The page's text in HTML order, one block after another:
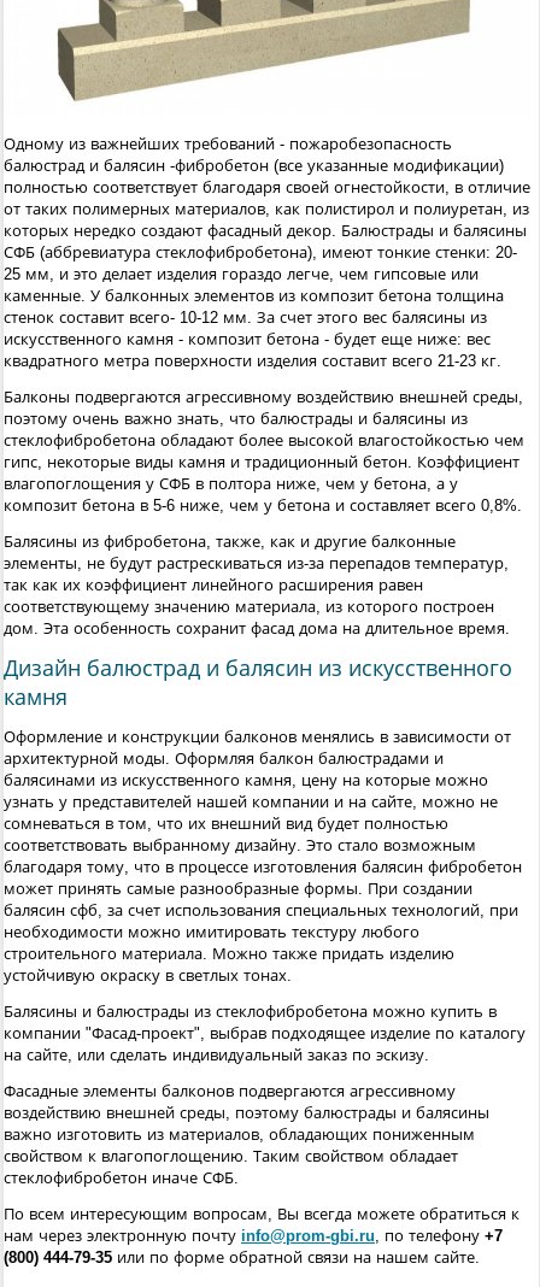
Одному из важнейших требований - пожаробезопасность
балюстрад и балясин -фибробетон (все указанные модификации)
полностью соответствует благодаря своей огнестойкости, в отличие
от таких полимерных материалов, как полистирол и полиуретан, из
которых нередко создают фасадный декор. Балюстрады и балясины
СФБ (аббревиатура стеклофибробетона), имеют тонкие стенки: 20-
25 мм, и это делает изделия гораздо легче, чем гипсовые или
каменные. У балконных элементов из композит бетона толщина
стенок составит всего- 10-12 мм. За счет этого вес балясины из
искусственного камня - композит бетона - будет еще ниже: вес
квадратного метра поверхности изделия составит всего 21-23 кг.
Балконы подвергаются агрессивному воздействию внешней среды,
поэтому очень важно знать, что балюстрады и балясины из
стеклофибробетона обладают более высокой влагостойкостью чем
гипс, некоторые виды камня и традиционный бетон. Коэффициент
влагопоглощения у СФБ в полтора ниже, чем у бетона, а у
композит бетона в 5-6 ниже, чем у бетона и составляет всего 0,8%.
Балясины из фибробетона, также, как и другие балконные
элементы, не будут растрескиваться из-за перепадов температур,
так как их коэффициент линейного расширения равен
соответствующему значению материала, из которого построен
дом. Эта особенность сохранит фасад дома на длительное время.
Дизайн балюстрад и балясин из искусственного
камня
Оформление и конструкции балконов менялись в зависимости от
архитектурной моды. Оформляя балкон балюстрадами и
балясинами из искусственного камня, цену на которые можно
узнать у представителей нашей компании и на сайте, можно не
сомневаться в том, что их внешний вид будет полностью
соответствовать выбранному дизайну. Это стало возможным
благодаря тому, что в процессе изготовления балясин фибробетон
может принять самые разнообразные формы. При создании
балясин сфб, за счет использования специальных технологий, при
необходимости можно имитировать текстуру любого
строительного материала. Можно также придать изделию
устойчивую окраску в светлых тонах.
Балясины и балюстрады из стеклофибробетона можно купить в
компании "Фасад-проект", выбрав подходящее изделие по каталогу
на сайте, или сделать индивидуальный заказ по эскизу.
Фасадные элементы балконов подвергаются агрессивному
воздействию внешней среды, поэтому балюстрады и балясины
важно изготовить из материалов, обладающих пониженным
свойством к влагопоглощению. Таким свойством обладает
стеклофибробетон иначе СФБ.
По всем интересующим вопросам, Вы всегда можете обратиться к
нам через электронную почту info@prom-gbi.ru, по телефону +7
(800) 444-79-35 или по форме обратной связи на нашем сайте.